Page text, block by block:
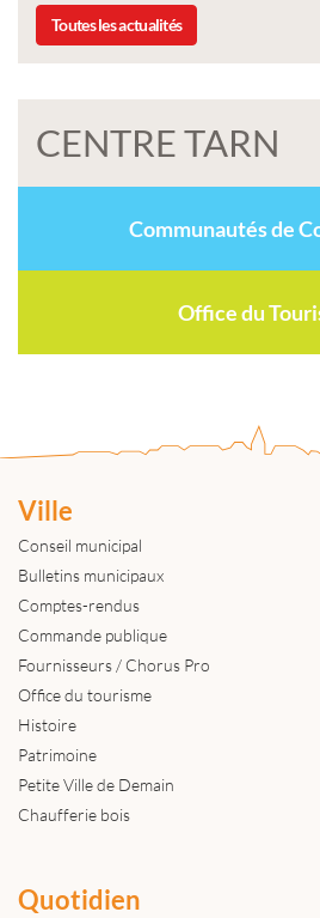
Toutes les actualités
CENTRE TARN
Communautés de
Office du
Ville
Conseil municipal
Bulletins municipaux
Comptes-rendus
Commande publique
Fournisseurs / Chorus Pro
Office du tourisme
Histoire
Patrimoine
Petite Ville de Demain
Chaufferie bois
Quotidien